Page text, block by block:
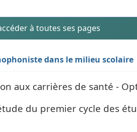
à toutes ses pages
dans le milieu scolaire
aux carrières de santé -
du premier cycle des